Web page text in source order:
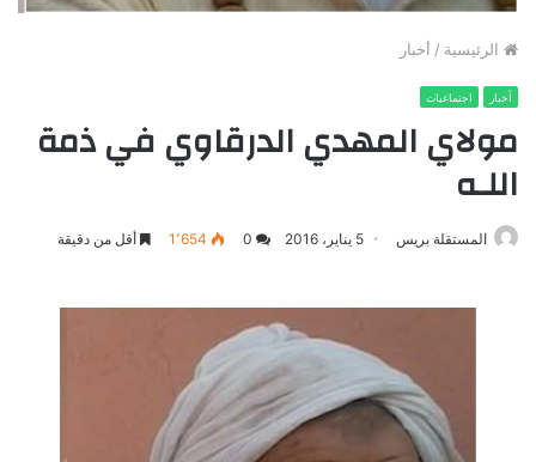
الرئيسية / أخبار
أخبار اجتماعيات
مولاي المهدي الدرقاوي في ذمة
اللـه
المستقلة بريس 5 يناير، 2016 0 1٬654 أقل من دقيقة